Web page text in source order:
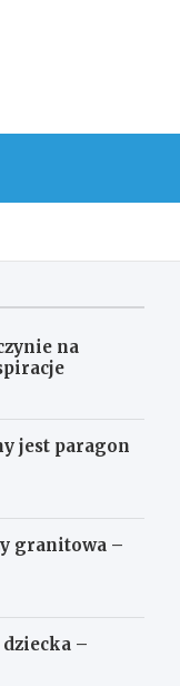
na
jest paragon
granitowa –
–